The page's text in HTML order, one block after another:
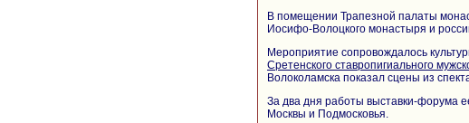
В помещении Трапезной палаты
Иосифо-Волоцкого монастыря и
Мероприятие сопровождалось
Сретенского ставропигиального
Волоколамска показал сцены из
За два дня работы выставки-форума
Москвы и Подмосковья.